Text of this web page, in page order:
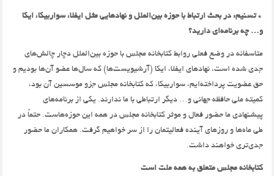
* تسنیم: در بحث ارتباط با حوزه بین‌الملل و نهادهایی مثل ایفلا،‌ سواربیکا،‌ ایکا
و… چه برنامه‌ای دارید؟
متاسفانه در وضع فعلی روابط کتابخانه مجلس با حوزه بین‌الملل دچار چالش‌های
جدی شده است،‌ نهادهای ایفلا،‌ ایکا (آرشیویست‌ها) که سال‌ها عضو آن‌ها بودیم و
حق عضویت پرداخته‌ایم،‌ سواربیکا‌، که کتابخانه مجلس جزو موسسین آن بود،‌
کمیته ملی حافظه جهانی و… دیگر ارتباطی با ما ندارند. یکی از برنامه‌های
پیشنهادی ما حضور فعال و موثر کتابخانه مجلس در همه این حوزه‌هاست. حتماً در
طی ماه‌ها و روزهای آینده فعالیتمان را از سر خواهیم گرفت. همکاران ما حضور
جدی‌تری خواهند داشت.
کتابخانه مجلس متعلق به همه ملت است